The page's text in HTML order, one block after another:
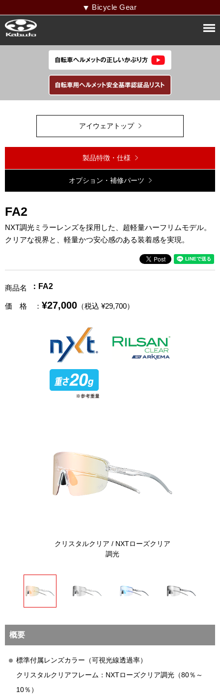
Bicycle Gear
アイウェアトップ
製品特徴・仕様
オプション・補修パーツ
FA2
NXT調光ミラーレンズを採用した、超軽量ハーフリムモデル。
クリアな視界と、軽量かつ安心感のある装着感を実現。
商品名 ：FA2
価 格 ： ¥27,000 （税込 ¥29,700）
クリスタルクリア / NXTローズクリア
調光
概要
標準付属レンズカラー（可視光線透過率）
クリスタルクリアフレーム：NXTローズクリア調光（80％～
10％）